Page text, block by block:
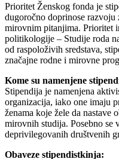
Prioritet Ženskog fonda je
dugoročno doprinose
mirovnim pitanjima. Prioritet
politikologije – Studije roda
od raspoloživih sredstava,
značajne rodne i mirovne
Kome su namenjene
Stipendija je namenjena
organizacija, iako one imaju
ženama koje žele da nastave
mirovnih studija. Posebno se
deprivilegovanih društvenih
Obaveze stipendistkinja: